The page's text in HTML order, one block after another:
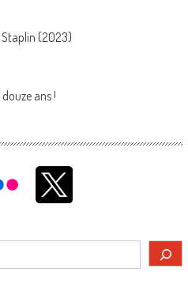
Staplin (2023)
ans !